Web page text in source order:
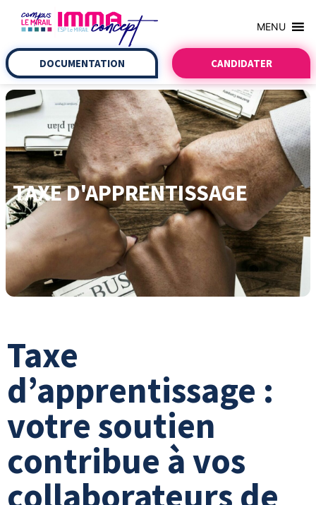
MENU
DOCUMENTATION CANDIDATER
TAXE D'APPRENTISSAGE
Taxe
d’apprentissage :
votre soutien
contribue à vos